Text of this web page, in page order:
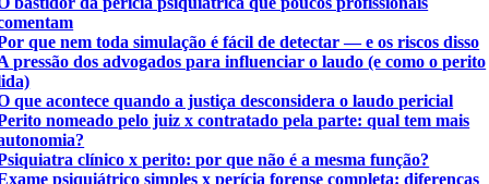
que nem toda simulação é fácil de detectar — e os riscos disso
pressão dos advogados para influenciar o laudo (e como o perito
que acontece quando a justiça desconsidera o laudo pericial
nomeado pelo juiz x contratado pela parte: qual tem mais
clínico x perito: por que não é a mesma função?
psiquiátrico simples x perícia forense completa: diferenças